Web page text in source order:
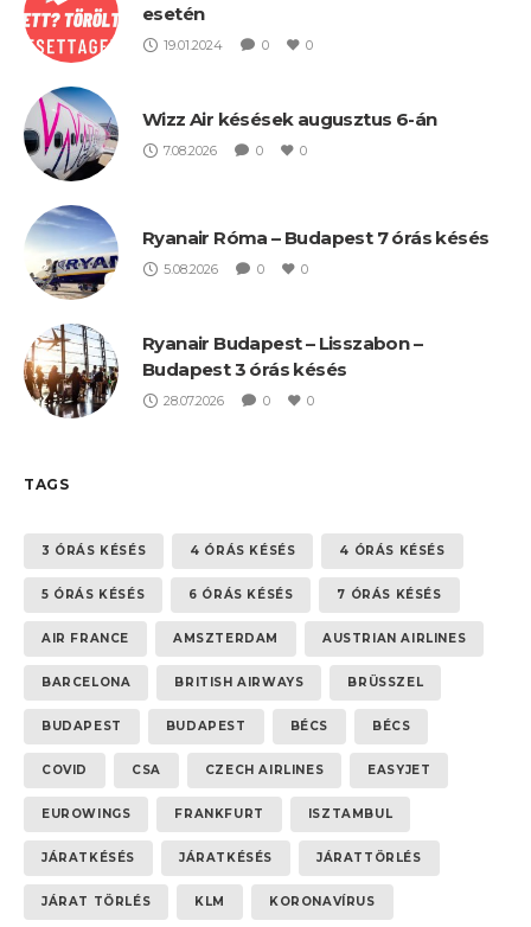
esetén
19.01.2024 0 0
Wizz Air késések augusztus 6-án
7.08.2026 0 0
Ryanair Róma – Budapest 7 órás késés
5.08.2026 0 0
Ryanair Budapest – Lisszabon –
Budapest 3 órás késés
28.07.2026 0 0
TAGS
3 ÓRÁS KÉSÉS 4 ÓRÁS KÉSÉS 4 ÓRÁS KÉSÉS
5 ÓRÁS KÉSÉS 6 ÓRÁS KÉSÉS 7 ÓRÁS KÉSÉS
AIR FRANCE AMSZTERDAM AUSTRIAN AIRLINES
BARCELONA BRITISH AIRWAYS BRÜSSZEL
BUDAPEST BUDAPEST BÉCS BÉCS
COVID CSA CZECH AIRLINES EASYJET
EUROWINGS FRANKFURT ISZTAMBUL
JÁRATKÉSÉS JÁRATKÉSÉS JÁRATTÖRLÉS
JÁRAT TÖRLÉS KLM KORONAVÍRUS